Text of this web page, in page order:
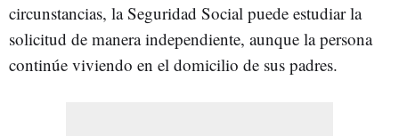
circunstancias, la Seguridad Social puede estudiar la
solicitud de manera independiente, aunque la persona
continúe viviendo en el domicilio de sus padres.